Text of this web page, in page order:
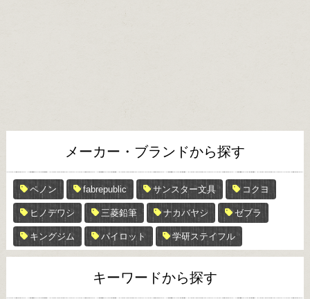
メーカー・ブランドから探す
ペノン fabrepublic サンスター文具 コクヨ
ヒノデワシ 三菱鉛筆 ナカバヤシ ゼブラ
キングジム パイロット 学研ステイフル
キーワードから探す